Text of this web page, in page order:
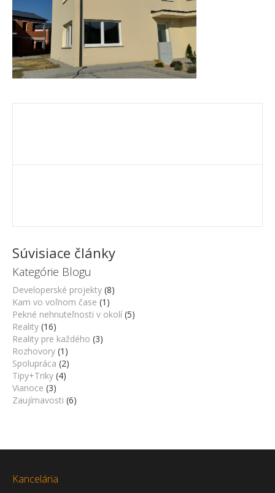
Súvisiace články
Kategórie Blogu
Developerské projekty (8)
Kam vo voľnom čase (1)
Pekné nehnuteľnosti v okolí (5)
Reality (16)
Reality pre každého (3)
Rozhovory (1)
Spolupráca (2)
Tipy+Triky (4)
Vianoce (3)
Zaujímavosti (6)
Kancelária